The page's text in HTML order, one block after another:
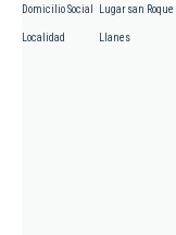
Domicilio Social Lugar san Roque
Localidad Llanes